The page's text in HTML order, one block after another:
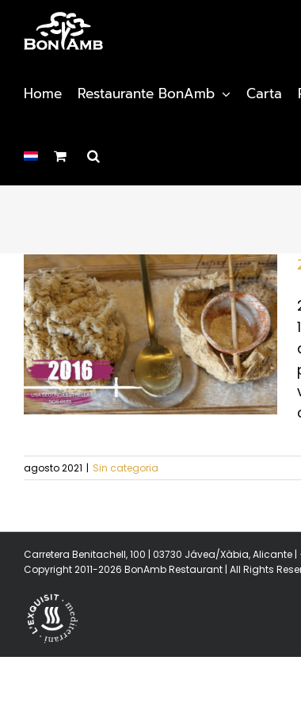
contenido
Home Restaurante BonAmb Carta
agosto 2021 | Sin categoria
Carretera Benitachell, 100 | 03730 Jávea/Xàbia, Alicante
Copyright 2011-2026 BonAmb Restaurant | All Rights